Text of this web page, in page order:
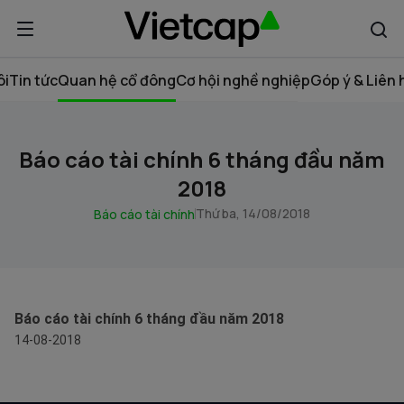
Tin tứcQuan hệ cổ đôngCơ hội nghề nghiệpGóp ý & Liên
Báo cáo tài chính 6 tháng đầu năm
2018
Báo cáo tài chínhThứ ba, 14/08/2018
Báo cáo tài chính 6 tháng đầu năm 2018
14-08-2018